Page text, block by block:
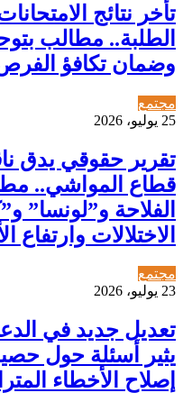
تأخر نتائج
الطلبة.. مطالب
وضمان تكافؤ
مجتمع
25 يوليو، 2026
تقرير حقوقي يدق
قطاع المواشي..
الفلاحة و”لونسا”
الاختلالات وارتفاع
مجتمع
23 يوليو، 2026
تعديل جديد في
يثير أسئلة حول
إصلاح الأخطاء